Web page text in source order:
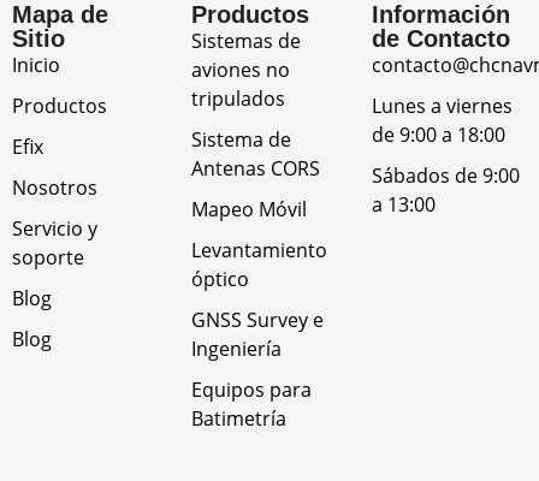
Mapa de
Sitio
Inicio
Productos
Efix
Nosotros
Servicio y
soporte
Blog
Blog
Productos
Sistemas de
aviones no
tripulados
Sistema de
Antenas CORS
Mapeo Móvil
Levantamiento
óptico
GNSS Survey e
Ingeniería
Equipos para
Batimetría
Información
de Contacto
Lunes a viernes
de 9:00 a 18:00
Sábados de 9:00
a 13:00